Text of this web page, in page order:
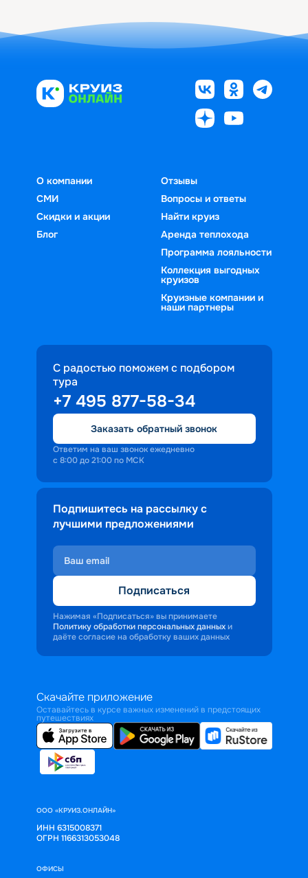
О компании
СМИ
Скидки и акции
Блог
Отзывы
Вопросы и ответы
Найти круиз
Аренда теплохода
Программа лояльности
Коллекция выгодных
круизов
Круизные компании и
наши партнеры
С радостью поможем с подбором
тура
+7 495 877-58-34
Заказать обратный звонок
Ответим на ваш звонок ежедневно
с 8:00 до 21:00 по МСК
Подпишитесь на рассылку с
лучшими предложениями
Подписаться
Нажимая «Подписаться» вы принимаете
Политику обработки персональных данных и
даёте согласие на обработку ваших данных
Скачайте приложение
Оставайтесь в курсе важных изменений в предстоящих
путешествиях
ООО «КРУИЗ.ОНЛАЙН»
ИНН 6315008371
ОГРН 1166313053048
ОФИСЫ